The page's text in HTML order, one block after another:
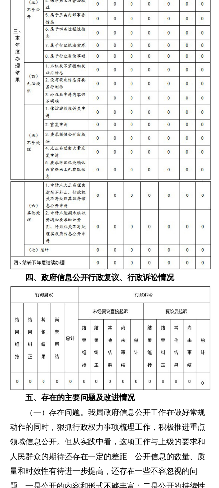
四、政府信息公开行政复议、行政诉讼情况
五、存在的主要问题及改进情况
（一）存在问题。我局政府信息公开工作在做好常规
动作的同时，狠抓行政权力事项梳理工作，积极推进重点
领域信息公开。但从实践中看，这项工作与上级的要求和
人民群众的期待还存在一定的差距，公开信息的数量、质
量和时效性有待进一步提高，还存在一些不容忽视的问
题，一是公开的内容和形式不够丰富；二是公开的持续性